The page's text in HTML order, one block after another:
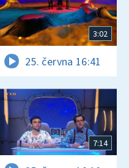
3:02
25. června 16:41
7:14